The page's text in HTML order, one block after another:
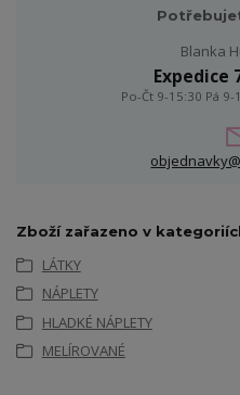
Blanka
Expedice
Po-Čt 9-15:30 Pá
Zboží zařazeno v
LÁTKY
NÁPLETY
HLADKÉ NÁPLETY
MELÍROVANÉ